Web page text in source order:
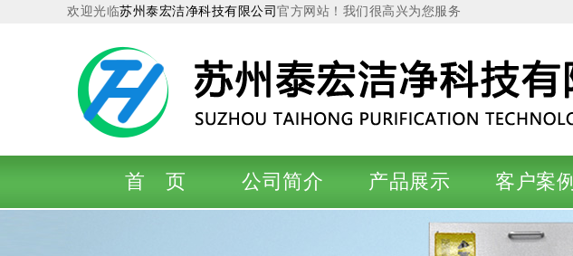
欢迎光临苏州泰宏洁净科技有限公司 官方网站！我们很高兴为您服务
首 页 公司简介 产品展示 客户案例